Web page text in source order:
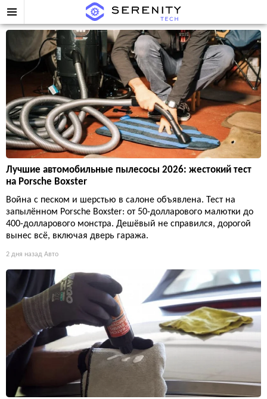
Лучшие автомобильные пылесосы 2026: жестокий тест
на Porsche Boxster
Война с песком и шерстью в салоне объявлена. Тест на
запылённом Porsche Boxster: от 50-долларового малютки до
400-долларового монстра. Дешёвый не справился, дорогой
вынес всё, включая дверь гаража.
2 дня назад Авто